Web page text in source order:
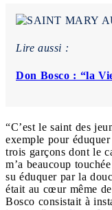
Lire aussi :
Don Bosco : “la
“C’est le saint des
exemple pour
trois garçons dont le
m’a beaucoup
su éduquer par la
était au cœur même
Bosco consistait à